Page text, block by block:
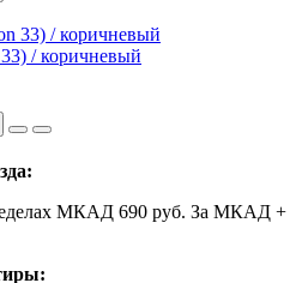
/ коричневый
МКАД 690 руб. За МКАД +